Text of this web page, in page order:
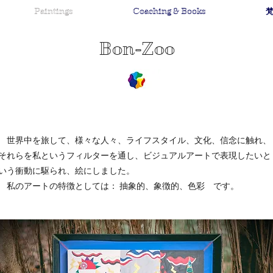
Paintings Coaching & Books
Bon-Zoo
世界中を旅して、様々な人々、ライフスタイル、文化、信念に触れ、
れらを私というフィルターを通し、ビジュアルアートで表現したいと
う衝動に駆られ、絵にしました。
私のアートの特徴としては： 抽象的、象徴的、色彩 です。